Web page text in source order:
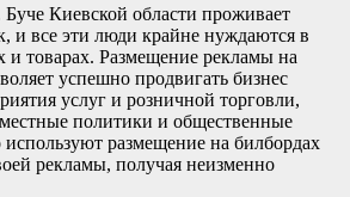
Киевской области проживает
и все эти люди крайне нуждаются в
и товарах. Размещение рекламы на
успешно продвигать бизнес
услуг и розничной торговли,
политики и общественные
размещение на билбордах
рекламы, получая неизменно